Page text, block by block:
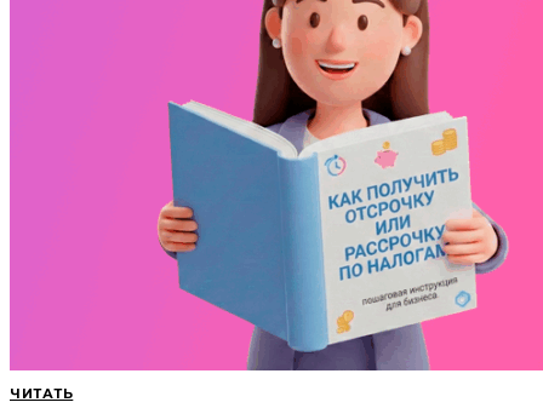
ЧИТАТЬ